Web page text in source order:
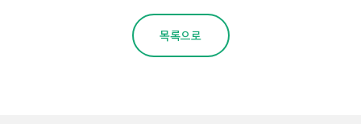
목록으로